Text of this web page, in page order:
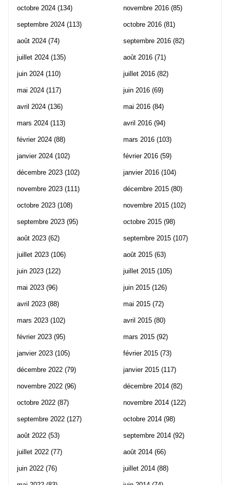
octobre 2024 (134)
septembre 2024 (113)
août 2024 (74)
juillet 2024 (135)
juin 2024 (110)
mai 2024 (117)
avril 2024 (136)
mars 2024 (113)
février 2024 (88)
janvier 2024 (102)
décembre 2023 (102)
novembre 2023 (111)
octobre 2023 (108)
septembre 2023 (95)
août 2023 (62)
juillet 2023 (106)
juin 2023 (122)
mai 2023 (96)
avril 2023 (88)
mars 2023 (102)
février 2023 (95)
janvier 2023 (105)
décembre 2022 (79)
novembre 2022 (96)
octobre 2022 (87)
septembre 2022 (127)
août 2022 (53)
juillet 2022 (77)
juin 2022 (76)
novembre 2016 (85)
octobre 2016 (81)
septembre 2016 (82)
août 2016 (71)
juillet 2016 (82)
juin 2016 (69)
mai 2016 (84)
avril 2016 (94)
mars 2016 (103)
février 2016 (59)
janvier 2016 (104)
décembre 2015 (80)
novembre 2015 (102)
octobre 2015 (98)
septembre 2015 (107)
août 2015 (63)
juillet 2015 (105)
juin 2015 (126)
mai 2015 (72)
avril 2015 (80)
mars 2015 (92)
février 2015 (73)
janvier 2015 (117)
décembre 2014 (82)
novembre 2014 (122)
octobre 2014 (98)
septembre 2014 (92)
août 2014 (66)
juillet 2014 (88)